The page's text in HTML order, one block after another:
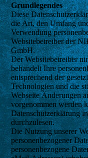
Grundlegendes
Diese
die Art, den Umfang
Verwendung
Websitebetreiber der
GmbH.
Der Websitebetreiber
behandelt Ihre
entsprechend der
Technologien und die
Webseite Änderungen
vorgenommen werden
Datenschutzerklärung
durchzulesen.
Die Nutzung unserer
personenbezogener
personenbezogene